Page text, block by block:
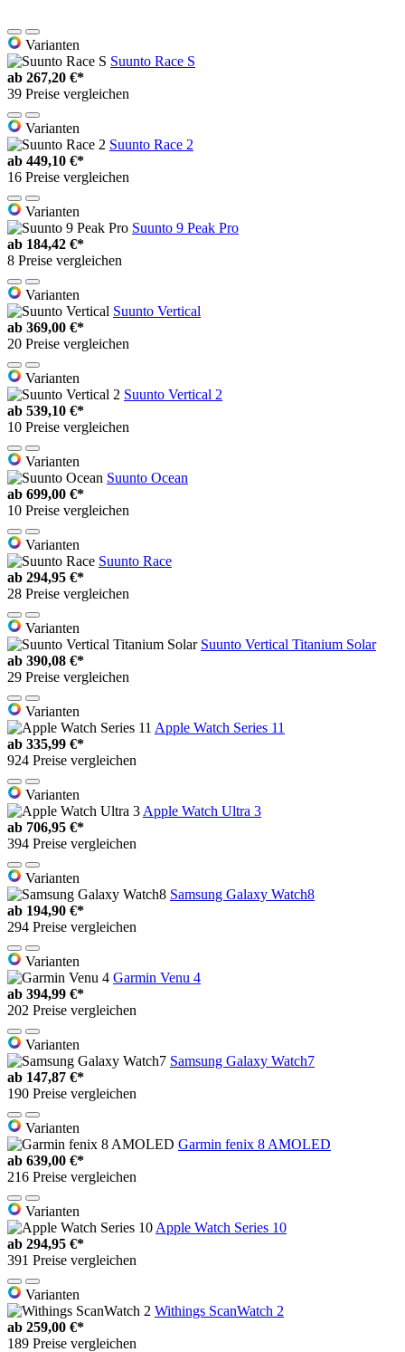
Varianten
Suunto Race S
ab 267,20 €*
39 Preise vergleichen
Varianten
Suunto Race 2
ab 449,10 €*
16 Preise vergleichen
Varianten
Suunto 9 Peak Pro
ab 184,42 €*
8 Preise vergleichen
Varianten
Suunto Vertical
ab 369,00 €*
20 Preise vergleichen
Varianten
Suunto Vertical 2
ab 539,10 €*
10 Preise vergleichen
Varianten
Suunto Ocean
ab 699,00 €*
10 Preise vergleichen
Varianten
Suunto Race
ab 294,95 €*
28 Preise vergleichen
Varianten
Suunto Vertical Titanium Solar
ab 390,08 €*
29 Preise vergleichen
Varianten
Apple Watch Series 11
ab 335,99 €*
924 Preise vergleichen
Varianten
Apple Watch Ultra 3
ab 706,95 €*
394 Preise vergleichen
Varianten
Samsung Galaxy Watch8
ab 194,90 €*
294 Preise vergleichen
Varianten
Garmin Venu 4
ab 394,99 €*
202 Preise vergleichen
Varianten
Samsung Galaxy Watch7
ab 147,87 €*
190 Preise vergleichen
Varianten
Garmin fenix 8 AMOLED
ab 639,00 €*
216 Preise vergleichen
Varianten
Apple Watch Series 10
ab 294,95 €*
391 Preise vergleichen
Varianten
Withings ScanWatch 2
ab 259,00 €*
189 Preise vergleichen